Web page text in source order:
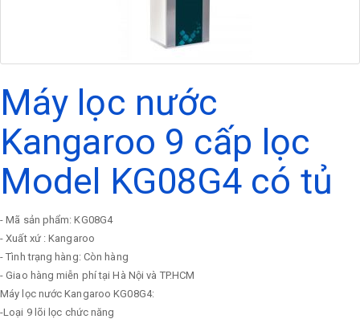
Máy lọc nước
Kangaroo 9 cấp lọc
Model KG08G4 có tủ
- Mã sản phẩm: KG08G4
- Xuất xứ : Kangaroo
- Tình trạng hàng: Còn hàng
- Giao hàng miễn phí tại Hà Nội và TP.HCM
Máy lọc nước Kangaroo KG08G4:
-Loại 9 lõi lọc chức năng